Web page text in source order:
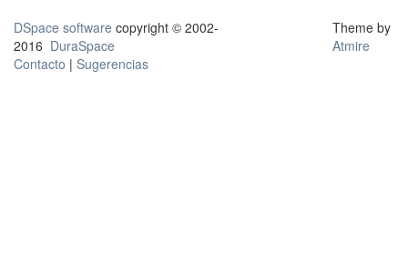
DSpace software copyright © 2002-
2016 DuraSpace
Contacto | Sugerencias
Theme by
Atmire